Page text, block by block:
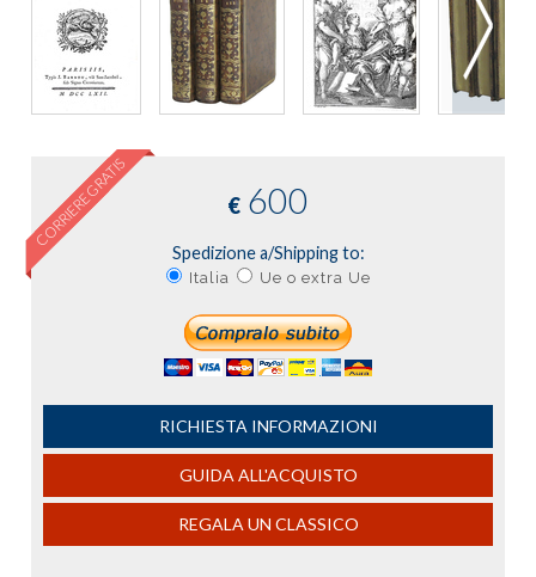
CORRIERE GRATIS €600
Spedizione a/Shipping to:
Italia Ue o extra Ue
RICHIESTA INFORMAZIONI
GUIDA ALL'ACQUISTO
REGALA UN CLASSICO